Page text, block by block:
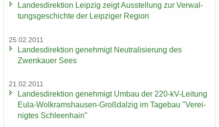
Lan­des­di­rek­ti­on Leip­zig zeigt Aus­stel­lung zur Ver­wal­
tungs­ge­schich­te der Leip­zi­ger Re­gi­on
25.02.2011
Lan­des­di­rek­ti­on ge­neh­migt Neu­tra­li­sie­rung des
Zwenkau­er Sees
21.02.2011
Lan­des­di­rek­ti­on ge­neh­migt Umbau der 220-​kV-Leitung
Eula-​Wolkramshausen-Großdalzig im Ta­ge­bau "Ver­ei­
nig­tes Schleen­hain"